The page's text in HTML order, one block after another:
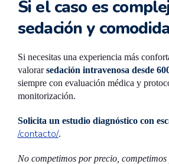
Si el caso es
sedación y
Si necesitas una experiencia más
valorarsedación intravenosa desde
siempre con evaluación médica y
monitorización.
Solicita un estudio diagnóstico con
/contacto/.
No competimos por precio,